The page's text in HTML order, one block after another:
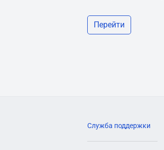
Перейти
Служба поддержки